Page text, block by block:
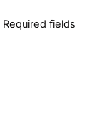
Required fields